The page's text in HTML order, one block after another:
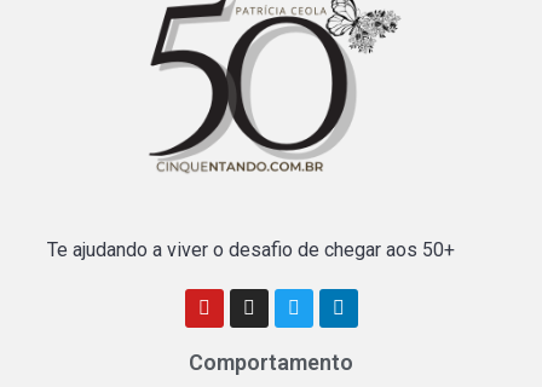
Te ajudando a viver o desafio de chegar aos 50+
Comportamento